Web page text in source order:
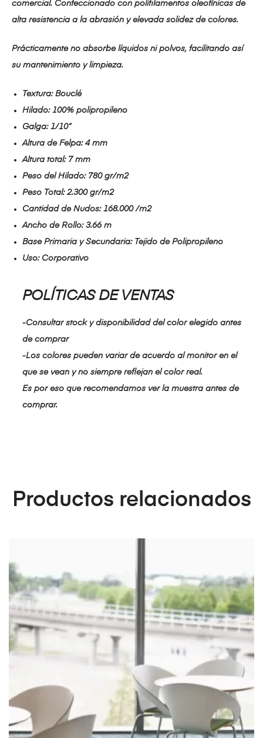
comercial. Confeccionado con polifilamentos oleofínicas de
alta resistencia a la abrasión y elevada solidez de colores.
Prácticamente no absorbe líquidos ni polvos, facilitando así
su mantenimiento y limpieza.
Textura: Bouclé
Hilado: 100% polipropileno
Galga: 1/10”
Altura de Felpa: 4 mm
Altura total: 7 mm
Peso del Hilado: 780 gr/m2
Peso Total: 2.300 gr/m2
Cantidad de Nudos: 168.000 /m2
Ancho de Rollo: 3.66 m
Base Primaria y Secundaria: Tejido de Polipropileno
Uso: Corporativo
POLÍTICAS DE VENTAS
-Consultar stock y disponibilidad del color elegido antes
de comprar
-Los colores pueden variar de acuerdo al monitor en el
que se vean y no siempre reflejan el color real.
Es por eso que recomendamos ver la muestra antes de
comprar.
Productos relacionados